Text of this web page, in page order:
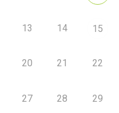
13 14 15
20 21 22
27 28 29